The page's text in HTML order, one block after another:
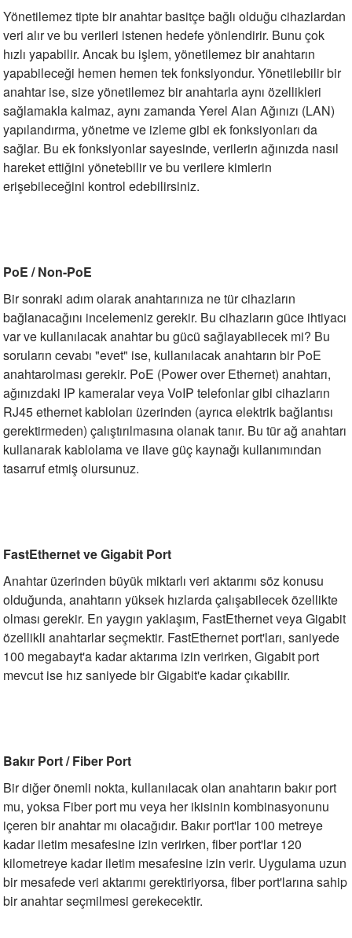
Anahtarlar
Anahtarlar
Yönetilemez tipte bir anahtar basitçe bağlı olduğu cihazlardan
veri alır ve bu verileri istenen hedefe yönlendirir. Bunu çok
hızlı yapabilir. Ancak bu işlem, yönetilemez bir anahtarın
yapabileceği hemen hemen tek fonksiyondur. Yönetilebilir bir
anahtar ise, size yönetilemez bir anahtarla aynı özellikleri
sağlamakla kalmaz, aynı zamanda Yerel Alan Ağınızı (LAN)
yapılandırma, yönetme ve izleme gibi ek fonksiyonları da
sağlar. Bu ek fonksiyonlar sayesinde, verilerin ağınızda nasıl
hareket ettiğini yönetebilir ve bu verilere kimlerin
erişebileceğini kontrol edebilirsiniz.
PoE / Non-PoE
Bir sonraki adım olarak anahtarınıza ne tür cihazların
bağlanacağını incelemeniz gerekir. Bu cihazların güce ihtiyacı
var ve kullanılacak anahtar bu gücü sağlayabilecek mi? Bu
soruların cevabı "evet" ise, kullanılacak anahtarın bir PoE
anahtarolması gerekir. PoE (Power over Ethernet) anahtarı,
ağınızdaki IP kameralar veya VoIP telefonlar gibi cihazların
RJ45 ethernet kabloları üzerinden (ayrıca elektrik bağlantısı
gerektirmeden) çalıştırılmasına olanak tanır. Bu tür ağ anahtarı
kullanarak kablolama ve ilave güç kaynağı kullanımından
tasarruf etmiş olursunuz.
FastEthernet ve Gigabit Port
Anahtar üzerinden büyük miktarlı veri aktarımı söz konusu
olduğunda, anahtarın yüksek hızlarda çalışabilecek özellikte
olması gerekir. En yaygın yaklaşım, FastEthernet veya Gigabit
özellikli anahtarlar seçmektir. FastEthernet port'ları, saniyede
100 megabayt'a kadar aktarıma izin verirken, Gigabit port
mevcut ise hız saniyede bir Gigabit'e kadar çıkabilir.
Bakır Port / Fiber Port
Bir diğer önemli nokta, kullanılacak olan anahtarın bakır port
mu, yoksa Fiber port mu veya her ikisinin kombinasyonunu
içeren bir anahtar mı olacağıdır. Bakır port'lar 100 metreye
kadar iletim mesafesine izin verirken, fiber port'lar 120
kilometreye kadar iletim mesafesine izin verir. Uygulama uzun
bir mesafede veri aktarımı gerektiriyorsa, fiber port'larına sahip
bir anahtar seçmilmesi gerekecektir.